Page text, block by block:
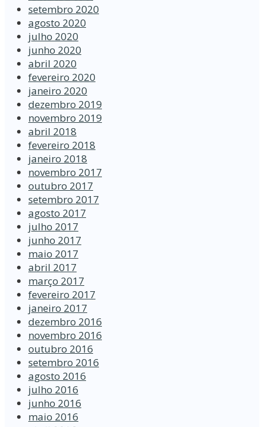
setembro 2020
agosto 2020
julho 2020
junho 2020
abril 2020
fevereiro 2020
janeiro 2020
dezembro 2019
novembro 2019
abril 2018
fevereiro 2018
janeiro 2018
novembro 2017
outubro 2017
setembro 2017
agosto 2017
julho 2017
junho 2017
maio 2017
abril 2017
março 2017
fevereiro 2017
janeiro 2017
dezembro 2016
novembro 2016
outubro 2016
setembro 2016
agosto 2016
julho 2016
junho 2016
maio 2016